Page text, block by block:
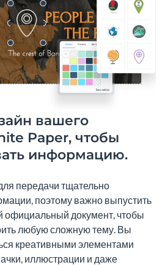
вашего
Paper, чтобы
информацию.
передачи тщательно
поэтому важно выпустить
документ, чтобы
любую сложную тему. Вы
креативными элементами
иллюстрации и даже